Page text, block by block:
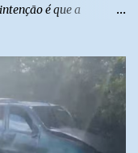
é que a
prevê ainda que
por semana, em dia
do município. É
ensino público
letras do Hino